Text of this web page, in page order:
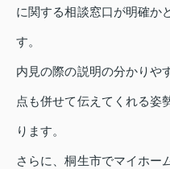
に関する相談窓口が明確か
す。
内見の際の説明の分かりや
点も併せて伝えてくれる姿
ります。
さらに、桐生市でマイホー